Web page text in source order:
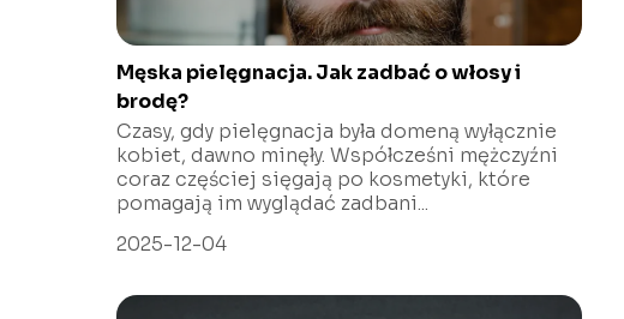
Męska pielęgnacja. Jak zadbać o włosy i
brodę?
Czasy, gdy pielęgnacja była domeną wyłącznie
kobiet, dawno minęły. Współcześni mężczyźni
coraz częściej sięgają po kosmetyki, które
pomagają im wyglądać zadbani...
2025-12-04